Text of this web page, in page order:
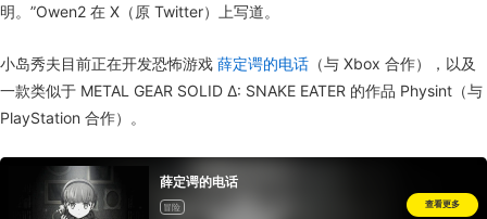
明。”Owen2 在 X（原 Twitter）上写道。
小岛秀夫目前正在开发恐怖游戏 薛定谔的电话 （与 Xbox 合作），以及
一款类似于 METAL GEAR SOLID Δ: SNAKE EATER 的作品 Physint（与
PlayStation 合作）。
薛定谔的电话
冒险 查看更多